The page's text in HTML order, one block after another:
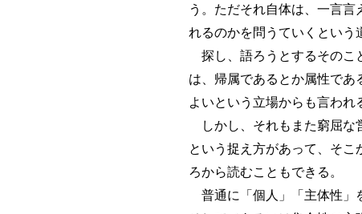
う。ただそれ自体は、一言
れるのかを問うていくという
探し、語ろうとするそのこ
は、帰属であるとか属性で
よいという立場からも言われ
しかし、それもまた窮屈な
という捉え方があって、そ
ろから読むこともできる。
普通に「個人」「主体性」